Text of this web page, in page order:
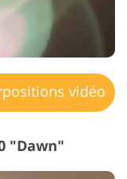
vidéo
"Dawn"